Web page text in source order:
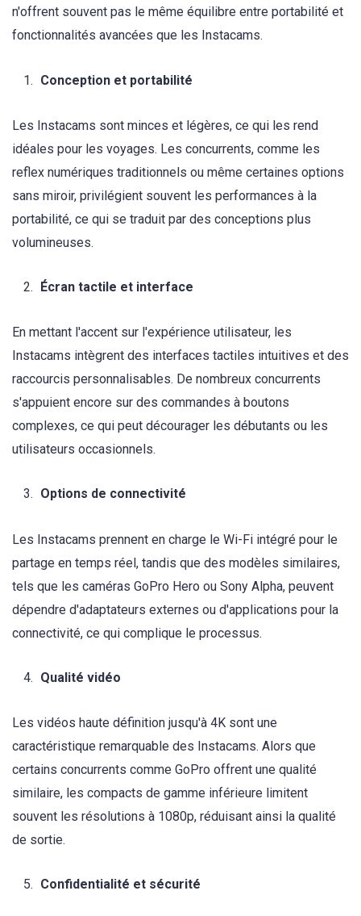
n'offrent souvent pas le même équilibre entre portabilité et
fonctionnalités avancées que les Instacams.
Conception et portabilité
Les Instacams sont minces et légères, ce qui les rend
idéales pour les voyages. Les concurrents, comme les
reflex numériques traditionnels ou même certaines options
sans miroir, privilégient souvent les performances à la
portabilité, ce qui se traduit par des conceptions plus
volumineuses.
Écran tactile et interface
En mettant l'accent sur l'expérience utilisateur, les
Instacams intègrent des interfaces tactiles intuitives et des
raccourcis personnalisables. De nombreux concurrents
s'appuient encore sur des commandes à boutons
complexes, ce qui peut décourager les débutants ou les
utilisateurs occasionnels.
Options de connectivité
Les Instacams prennent en charge le Wi-Fi intégré pour le
partage en temps réel, tandis que des modèles similaires,
tels que les caméras GoPro Hero ou Sony Alpha, peuvent
dépendre d'adaptateurs externes ou d'applications pour la
connectivité, ce qui complique le processus.
Qualité vidéo
Les vidéos haute définition jusqu'à 4K sont une
caractéristique remarquable des Instacams. Alors que
certains concurrents comme GoPro offrent une qualité
similaire, les compacts de gamme inférieure limitent
souvent les résolutions à 1080p, réduisant ainsi la qualité
de sortie.
Confidentialité et sécurité